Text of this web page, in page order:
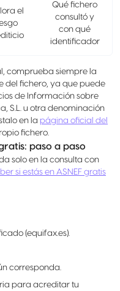
el
Qué fichero
consultó y
con qué
identificador
comprueba siempre la
del fichero, ya que puede
de Información sobre
S.L. u otra denominación
en la página oficial del
fichero.
paso a paso
solo en la consulta con
si estás en ASNEF gratis
(equifax.es).
corresponda.
para acreditar tu